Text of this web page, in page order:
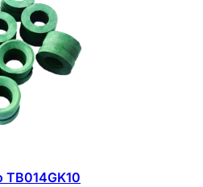
TB014GK10